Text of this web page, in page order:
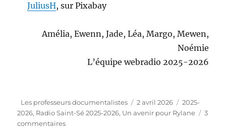
JuliusH, sur Pixabay
Amélia, Ewenn, Jade, Léa, Margo, Mewen,
Noémie
L’équipe webradio 2025-2026
Auteur
Les professeurs documentalistes
Publié
le
2 avril 2026 Catégories
2025-
2026, Radio Saint-Sé 2025-2026, Un avenir pour Rylane
3
commentairessur